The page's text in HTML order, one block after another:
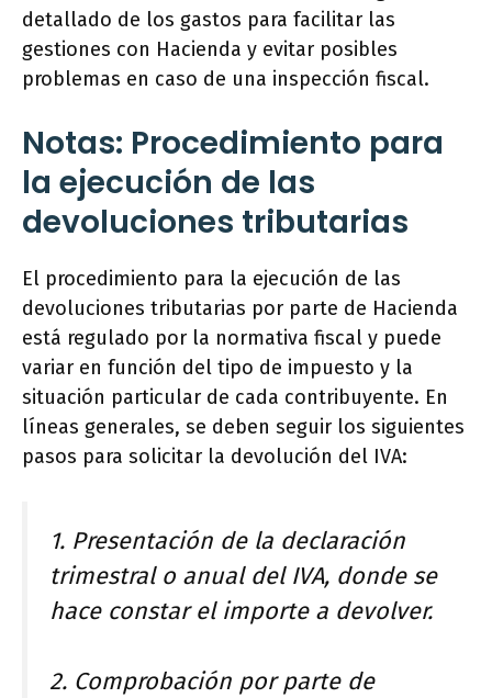
detallado de los gastos para facilitar las
gestiones con Hacienda y evitar posibles
problemas en caso de una inspección fiscal.
Notas: Procedimiento para
la ejecución de las
devoluciones tributarias
El procedimiento para la ejecución de las
devoluciones tributarias por parte de Hacienda
está regulado por la normativa fiscal y puede
variar en función del tipo de impuesto y la
situación particular de cada contribuyente. En
líneas generales, se deben seguir los siguientes
pasos para solicitar la devolución del IVA:
1. Presentación de la declaración
trimestral o anual del IVA, donde se
hace constar el importe a devolver.
2. Comprobación por parte de